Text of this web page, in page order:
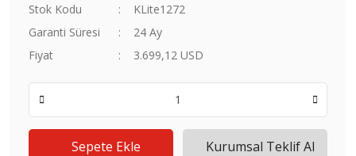
Stok Kodu
KLite1272
Garanti Süresi
24 Ay
Fiyat
3.699,12 USD
Sepete Ekle Kurumsal Teklif Al